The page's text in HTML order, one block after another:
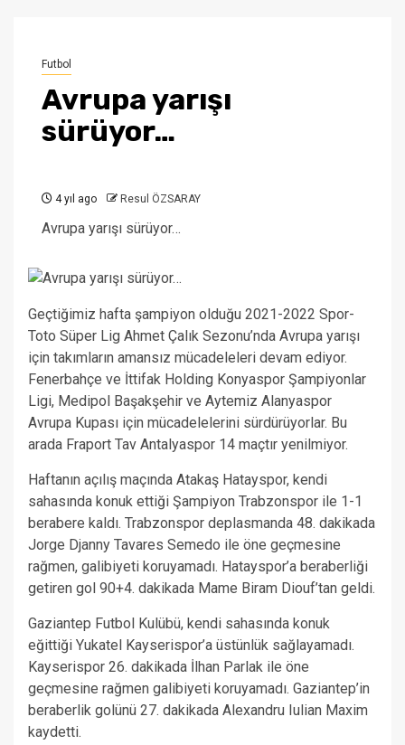
Futbol
Avrupa yarışı
sürüyor…
4 yıl ago Resul ÖZSARAY
Avrupa yarışı sürüyor…
Geçtiğimiz hafta şampiyon olduğu 2021-2022 Spor-
Toto Süper Lig Ahmet Çalık Sezonu’nda Avrupa yarışı
için takımların amansız mücadeleleri devam ediyor.
Fenerbahçe ve İttifak Holding Konyaspor Şampiyonlar
Ligi, Medipol Başakşehir ve Aytemiz Alanyaspor
Avrupa Kupası için mücadelelerini sürdürüyorlar. Bu
arada Fraport Tav Antalyaspor 14 maçtır yenilmiyor.
Haftanın açılış maçında Atakaş Hatayspor, kendi
sahasında konuk ettiği Şampiyon Trabzonspor ile 1-1
berabere kaldı. Trabzonspor deplasmanda 48. dakikada
Jorge Djanny Tavares Semedo ile öne geçmesine
rağmen, galibiyeti koruyamadı. Hatayspor’a beraberliği
getiren gol 90+4. dakikada Mame Biram Diouf’tan geldi.
Gaziantep Futbol Kulübü, kendi sahasında konuk
eğittiği Yukatel Kayserispor’a üstünlük sağlayamadı.
Kayserispor 26. dakikada İlhan Parlak ile öne
geçmesine rağmen galibiyeti koruyamadı. Gaziantep’in
beraberlik golünü 27. dakikada Alexandru Iulian Maxim
kaydetti.